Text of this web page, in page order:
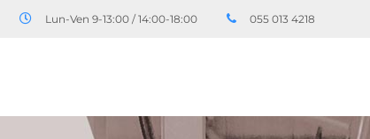
Lun-Ven 9-13:00 / 14:00-18:00 055 013 4218